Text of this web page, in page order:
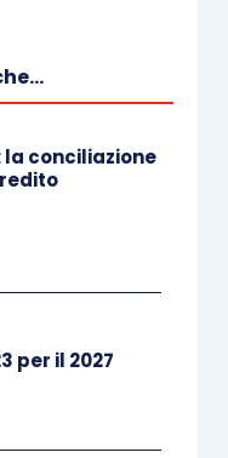
con
di un
di prodotto
nell’«
la propria
quella oggetto
conciliazione
per il 2027